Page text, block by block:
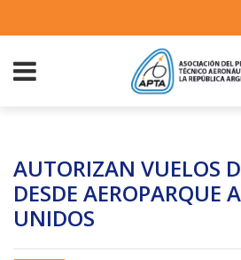
AUTORIZAN VUELOS
DESDE AEROPARQUE
UNIDOS